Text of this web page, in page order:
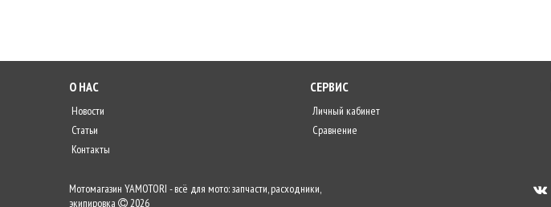
О НАС
Новости
Статьи
Контакты
СЕРВИС
Личный кабинет
Сравнение
Мотомагазин YAMOTORI - всё для мото: запчасти, расходники,
экипировка
2026